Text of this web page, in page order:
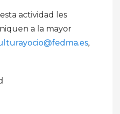
actividad les
a la mayor
,